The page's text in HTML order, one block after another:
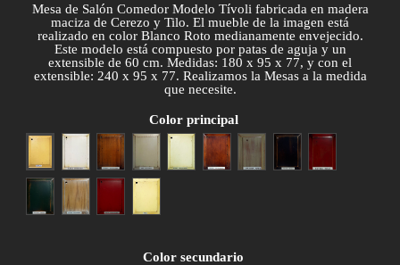
Mesa de Salón Comedor Modelo Tívoli fabricada en madera
maciza de Cerezo y Tilo. El mueble de la imagen está
realizado en color Blanco Roto medianamente envejecido.
Este modelo está compuesto por patas de aguja y un
extensible de 60 cm. Medidas: 180 x 95 x 77, y con el
extensible: 240 x 95 x 77. Realizamos la Mesas a la medida
que necesite.
Color principal
Blanco Cerezo anticuario
Gris patinado
Hueso Nogal anticuario
Patina grisPatina negra
Patina verdeRoble patinado
Color secundario